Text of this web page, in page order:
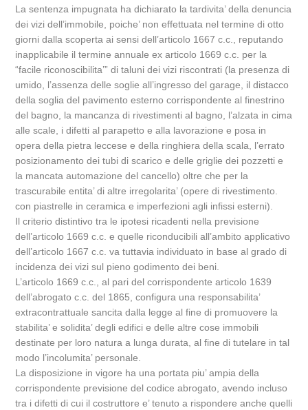
La sentenza impugnata ha dichiarato la tardivita’ della denuncia
dei vizi dell’immobile, poiche’ non effettuata nel termine di otto
giorni dalla scoperta ai sensi dell’articolo 1667 c.c., reputando
inapplicabile il termine annuale ex articolo 1669 c.c. per la
“facile riconoscibilita’” di taluni dei vizi riscontrati (la presenza di
umido, l’assenza delle soglie all’ingresso del garage, il distacco
della soglia del pavimento esterno corrispondente al finestrino
del bagno, la mancanza di rivestimenti al bagno, l’alzata in cima
alle scale, i difetti al parapetto e alla lavorazione e posa in
opera della pietra leccese e della ringhiera della scala, l’errato
posizionamento dei tubi di scarico e delle griglie dei pozzetti e
la mancata automazione del cancello) oltre che per la
trascurabile entita’ di altre irregolarita’ (opere di rivestimento.
con piastrelle in ceramica e imperfezioni agli infissi esterni).
Il criterio distintivo tra le ipotesi ricadenti nella previsione
dell’articolo 1669 c.c. e quelle riconducibili all’ambito applicativo
dell’articolo 1667 c.c. va tuttavia individuato in base al grado di
incidenza dei vizi sul pieno godimento dei beni.
L’articolo 1669 c.c., al pari del corrispondente articolo 1639
dell’abrogato c.c. del 1865, configura una responsabilita’
extracontrattuale sancita dalla legge al fine di promuovere la
stabilita’ e solidita’ degli edifici e delle altre cose immobili
destinate per loro natura a lunga durata, al fine di tutelare in tal
modo l’incolumita’ personale.
La disposizione in vigore ha una portata piu’ ampia della
corrispondente previsione del codice abrogato, avendo incluso
tra i difetti di cui il costruttore e’ tenuto a rispondere anche quelli